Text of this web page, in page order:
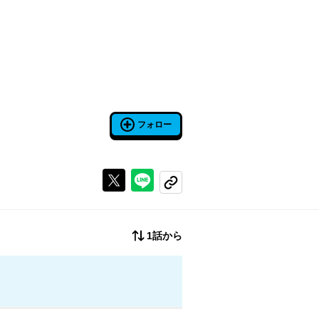
フォロー
Xで投稿するラインでシェアする
コピーする
1話から